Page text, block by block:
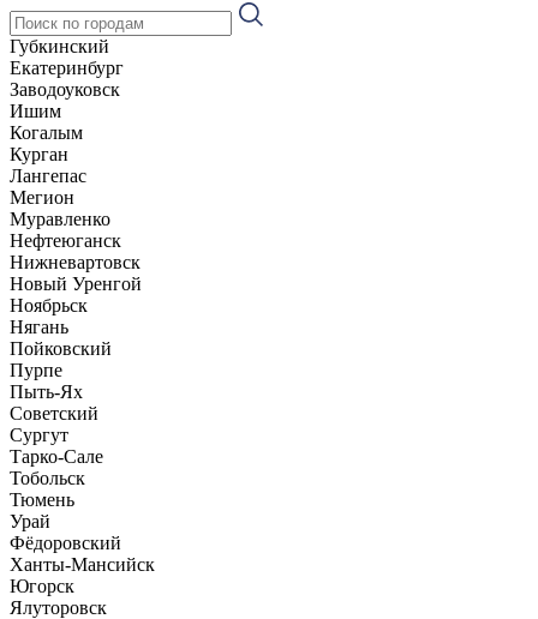
Губкинский
Екатеринбург
Заводоуковск
Ишим
Когалым
Курган
Лангепас
Мегион
Муравленко
Нефтеюганск
Нижневартовск
Новый Уренгой
Ноябрьск
Нягань
Пойковский
Пурпе
Пыть-Ях
Советский
Сургут
Тарко-Сале
Тобольск
Тюмень
Урай
Фёдоровский
Ханты-Мансийск
Югорск
Ялуторовск